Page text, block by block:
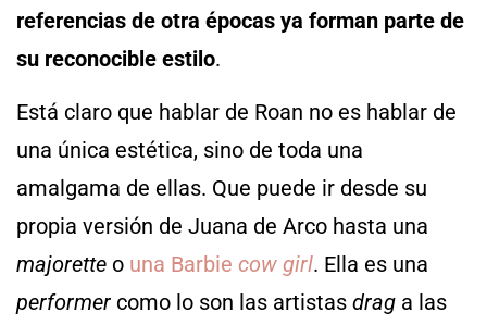
referencias de otra épocas ya forman parte de
su reconocible estilo.
Está claro que hablar de Roan no es hablar de
una única estética, sino de toda una
amalgama de ellas. Que puede ir desde su
propia versión de Juana de Arco hasta una
majorette o una Barbie cow girl. Ella es una
performer como lo son las artistas drag a las